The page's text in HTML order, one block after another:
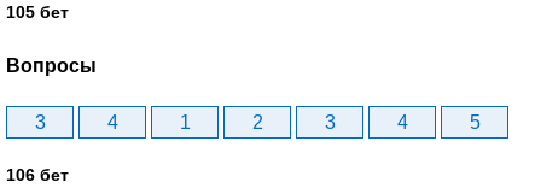
105 бет
Вопросы
3 4 1 2 3 4 5
106 бет